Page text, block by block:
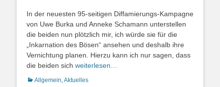
In der neuesten 95-seitigen Diffamierungs-Kampagne
von Uwe Burka und Anneke Schamann unterstellen
die beiden nun plötzlich mir, ich würde sie für die
„Inkarnation des Bösen“ ansehen und deshalb ihre
Vernichtung planen. Hierzu kann ich nur sagen, dass
die beiden sich weiterlesen…
Kategorien
Allgemein,Aktuelles